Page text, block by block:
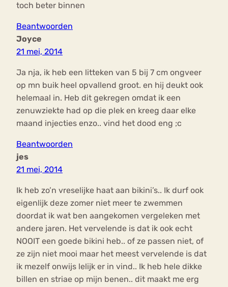
toch beter binnen
Beantwoorden
Joyce
21 mei, 2014
Ja nja, ik heb een litteken van 5 bij 7 cm ongveer
op mn buik heel opvallend groot. en hij deukt ook
helemaal in. Heb dit gekregen omdat ik een
zenuwziekte had op die plek en kreeg daar elke
maand injecties enzo.. vind het dood eng ;c
Beantwoorden
jes
21 mei, 2014
Ik heb zo’n vreselijke haat aan bikini’s.. Ik durf ook
eigenlijk deze zomer niet meer te zwemmen
doordat ik wat ben aangekomen vergeleken met
andere jaren. Het vervelende is dat ik ook echt
NOOIT een goede bikini heb.. of ze passen niet, of
ze zijn niet mooi maar het meest vervelende is dat
ik mezelf onwijs lelijk er in vind.. Ik heb hele dikke
billen en striae op mijn benen.. dit maakt me erg